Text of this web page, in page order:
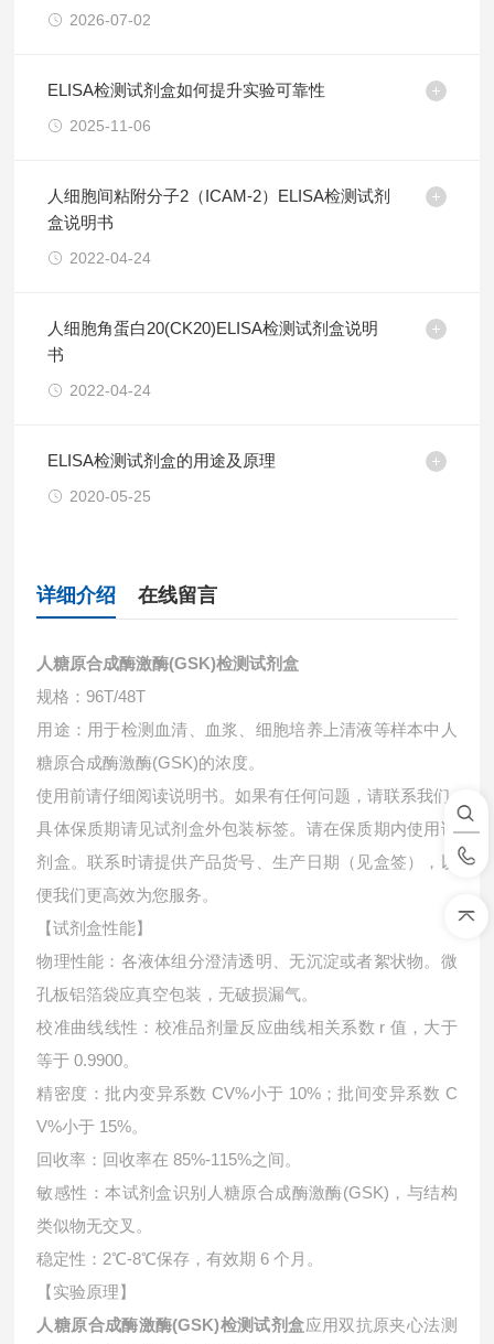
2026-07-02
ELISA检测试剂盒如何提升实验可靠性
2025-11-06
人细胞间粘附分子2（ICAM-2）ELISA检测试剂
盒说明书
2022-04-24
人细胞角蛋白20(CK20)ELISA检测试剂盒说明
书
2022-04-24
ELISA检测试剂盒的用途及原理
2020-05-25
详细介绍 在线留言
人糖原合成酶激酶(GSK)检测试剂盒
规格：96T/48T
用途：用于检测血清、血浆、细胞培养上清液等样本中 人
糖原合成酶激酶(GSK)的浓度。
使用前请仔细阅读说明书。如果有任何问题，请联系我们
具体保质期请见试剂盒外包装标签。请在保质期内使用试
剂盒。联系时请提供产品货号、生产日期（见盒签），以
便我们更高效为您服务。
【试剂盒性能】
物理性能：各液体组分澄清透明、无沉淀或者絮状物。微
孔板铝箔袋应真空包装，无破损漏气。
校准曲线线性：校准品剂量反应曲线相关系数 r 值，大于
等于 0.9900。
精密度：批内变异系数 CV%小于 10%；批间变异系数 C
V%小于 15%。
回收率：回收率在 85%-115%之间。
敏感性：本试剂盒识别人糖原合成酶激酶(GSK)，与结构
类似物无交叉。
稳定性：2℃-8℃保存，有效期 6 个月。
【实验原理】
人糖原合成酶激酶(GSK)检测试剂盒应用双抗原夹心法测